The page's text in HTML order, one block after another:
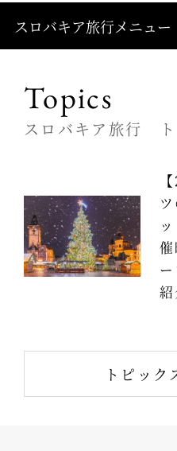
スロバキア旅行メニュー
Topics
スロバキア旅行 ト
紹
トピック